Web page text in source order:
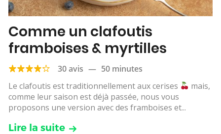
Comme un clafoutis
framboises & myrtilles
30 avis — 50 minutes
Le clafoutis est traditionnellement aux cerises
mais,
comme leur saison est déjà passée, nous vous
proposons une version avec des framboises et...
Lire la suite